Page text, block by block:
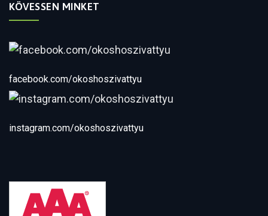
KÖVESSEN MINKET
facebook.com/okoshoszivattyu
instagram.com/okoshoszivattyu